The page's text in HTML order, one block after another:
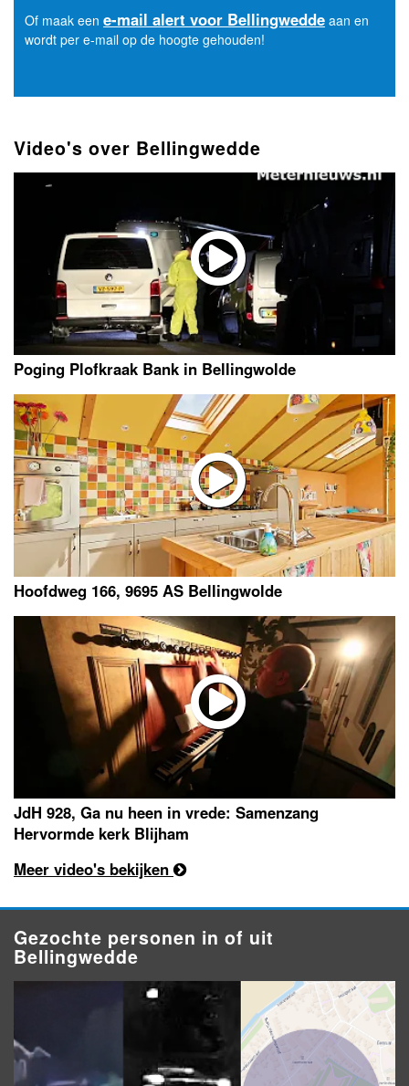
Of maak een e-mail alert voor Bellingwedde aan en
wordt per e-mail op de hoogte gehouden!
Video's over Bellingwedde
Poging Plofkraak Bank in Bellingwolde
Hoofdweg 166, 9695 AS Bellingwolde
JdH 928, Ga nu heen in vrede: Samenzang
Hervormde kerk Blijham
Meer video's bekijken
Gezochte personen in of uit
Bellingwedde